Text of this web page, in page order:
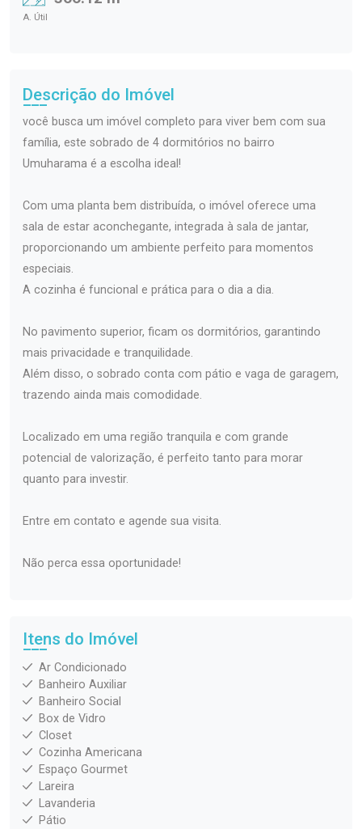
A. Útil
Descrição do Imóvel
você busca um imóvel completo para viver bem com sua
família, este sobrado de 4 dormitórios no bairro
Umuharama é a escolha ideal!
Com uma planta bem distribuída, o imóvel oferece uma
sala de estar aconchegante, integrada à sala de jantar,
proporcionando um ambiente perfeito para momentos
especiais.
A cozinha é funcional e prática para o dia a dia.
No pavimento superior, ficam os dormitórios, garantindo
mais privacidade e tranquilidade.
Além disso, o sobrado conta com pátio e vaga de garagem,
trazendo ainda mais comodidade.
Localizado em uma região tranquila e com grande
potencial de valorização, é perfeito tanto para morar
quanto para investir.
Entre em contato e agende sua visita.
Não perca essa oportunidade!
Itens do Imóvel
Ar Condicionado
Banheiro Auxiliar
Banheiro Social
Box de Vidro
Closet
Cozinha Americana
Espaço Gourmet
Lareira
Lavanderia
Pátio